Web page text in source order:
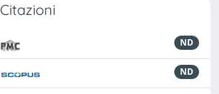
Citazioni
ND
ND